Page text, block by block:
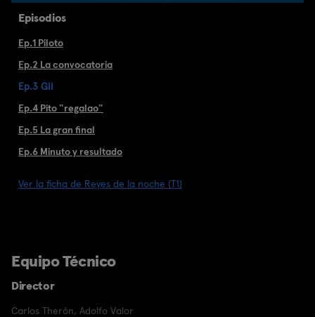
Episodios
Ep.1 Piloto
Ep.2 La convocatoria
Ep.3 Gil
Ep.4 Pito "regalao"
Ep.5 La gran final
Ep.6 Minuto y resultado
Ver la ficha de Reyes de la noche (T1)
Equipo Técnico
Director
Carlos Therón, Adolfo Valor